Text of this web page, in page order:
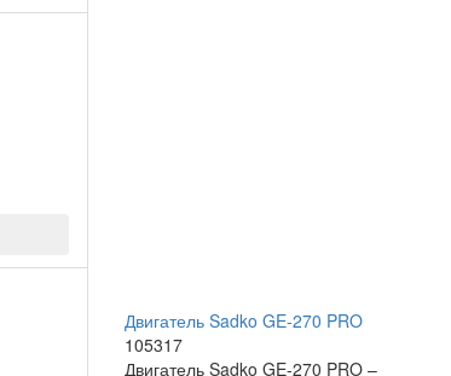
Двигатель Sadko GE-270 PRO
105317
Двигатель Sadko GE-270 PRO –